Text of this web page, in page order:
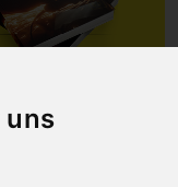
uns